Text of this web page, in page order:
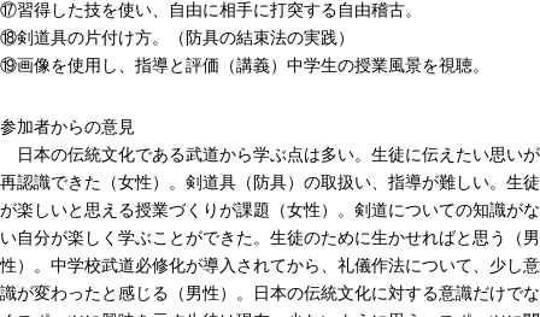
⑰習得した技を使い、自由に相手に打突する自由稽古。
⑱剣道具の片付け方。（防具の結束法の実践）
⑲画像を使用し、指導と評価（講義）中学生の授業風景を視聴。
参加者からの意見
日本の伝統文化である武道から学ぶ点は多い。生徒に伝えたい思いが
再認識できた（女性）。剣道具（防具）の取扱い、指導が難しい。生徒
が楽しいと思える授業づくりが課題（女性）。剣道についての知識がな
い自分が楽しく学ぶことができた。生徒のために生かせればと思う（男
性）。中学校武道必修化が導入されてから、礼儀作法について、少し意
識が変わったと感じる（男性）。日本の伝統文化に対する意識だけでな